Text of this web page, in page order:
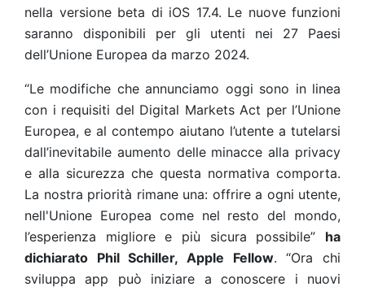
nella versione beta di iOS 17.4. Le nuove funzioni
saranno disponibili per gli utenti nei 27 Paesi
dell’Unione Europea da marzo 2024.
“Le modifiche che annunciamo oggi sono in linea
con i requisiti del Digital Markets Act per l’Unione
Europea, e al contempo aiutano l’utente a tutelarsi
dall’inevitabile aumento delle minacce alla privacy
e alla sicurezza che questa normativa comporta.
La nostra priorità rimane una: offrire a ogni utente,
nell'Unione Europea come nel resto del mondo,
l’esperienza migliore e più sicura possibile” ha
dichiarato Phil Schiller, Apple Fellow. “Ora chi
sviluppa app può iniziare a conoscere i nuovi